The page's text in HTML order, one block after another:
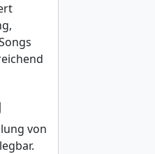
von